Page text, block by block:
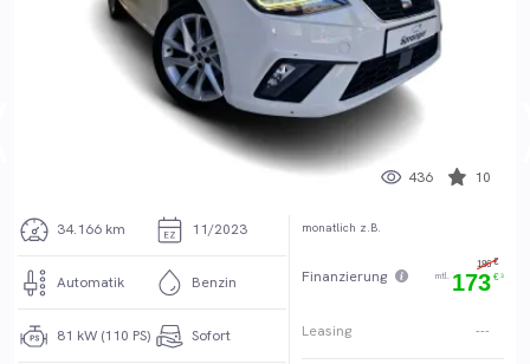
436 10
34.166 km 11/2023
Automatik Benzin
81 kW (110 PS) Sofort
monatlich z.B.
Finanzierung
186 €
mtl. 173 € 3
Leasing ---